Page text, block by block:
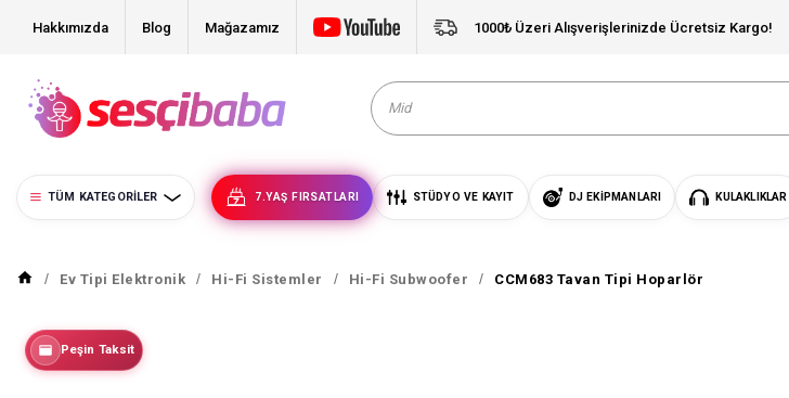
Hakkımızda Blog Mağazamız 1000₺ Üzeri Alışverişlerinizde Ücretsiz Kargo!
TÜM KATEGORILER 7.YAŞ FIRSATLARI STÜDYO VE KAYIT DJ EKIPMANLARI KULAKLIKLAR
Ev Tipi Elektronik Hi-Fi Sistemler Hi-Fi Subwoofer CCM683 Tavan Tipi Hoparlör
Peşin Taksit